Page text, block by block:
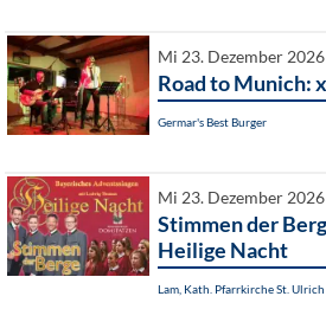
Mi 23. Dezember
Road to Munich:
Germar's Best Burger
Mi 23. Dezember
Stimmen der
Heilige Nacht
Lam, Kath. Pfarrkirche St. Ulrich